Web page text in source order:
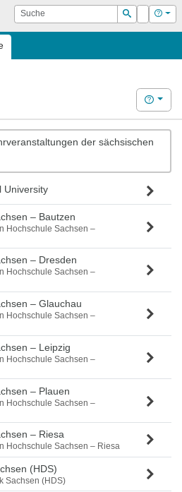
Suche
Suchen
Login Hilfe
Hilfe
der sächsischen
University
– Bautzen
Hochschule Sachsen –
– Dresden
Hochschule Sachsen –
– Glauchau
Hochschule Sachsen –
– Leipzig
Hochschule Sachsen –
– Plauen
Hochschule Sachsen –
– Riesa
Hochschule Sachsen – Riesa
(HDS)
Sachsen (HDS)